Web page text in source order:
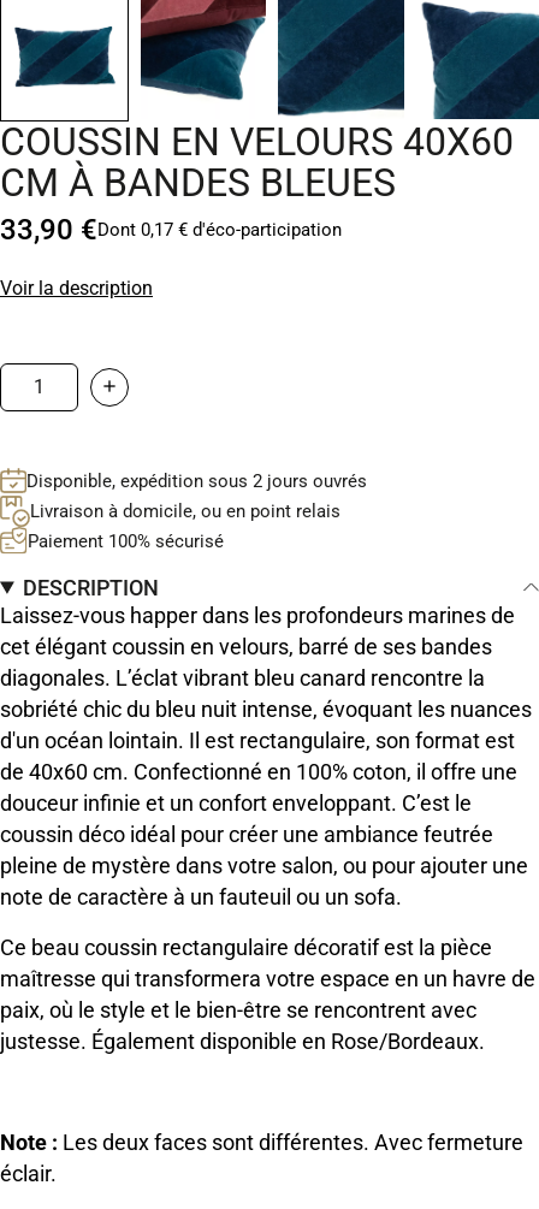
COUSSIN EN VELOURS 40X60
CM À BANDES BLEUES
33,90 €Dont 0,17 € d'éco-participation
Voir la description
Disponible, expédition sous 2 jours ouvrés
Livraison à domicile, ou en point relais
Paiement 100% sécurisé
DESCRIPTION
Laissez-vous happer dans les profondeurs marines de
cet élégant coussin en velours, barré de ses bandes
diagonales. L’éclat vibrant bleu canard rencontre la
sobriété chic du bleu nuit intense, évoquant les nuances
d'un océan lointain. Il est rectangulaire, son format est
de 40x60 cm. Confectionné en 100% coton, il offre une
douceur infinie et un confort enveloppant. C’est le
coussin déco idéal pour créer une ambiance feutrée
pleine de mystère dans votre salon, ou pour ajouter une
note de caractère à un fauteuil ou un sofa.
Ce beau coussin rectangulaire décoratif est la pièce
maîtresse qui transformera votre espace en un havre de
paix, où le style et le bien-être se rencontrent avec
justesse. Également disponible en Rose/Bordeaux.
Note : Les deux faces sont différentes. Avec fermeture
éclair.